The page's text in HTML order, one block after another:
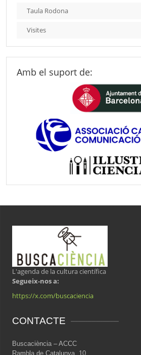
Taula Rodona
Visites
Amb el suport de:
L'agenda de la cultura científica
Segueix-nos a:
https://x.com/buscaciencia
CONTACTE
Buscaciència – ACCC
Rambla de Catalunya, 10